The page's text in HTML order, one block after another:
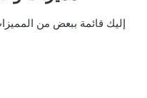
إليك قائمة ببعض من